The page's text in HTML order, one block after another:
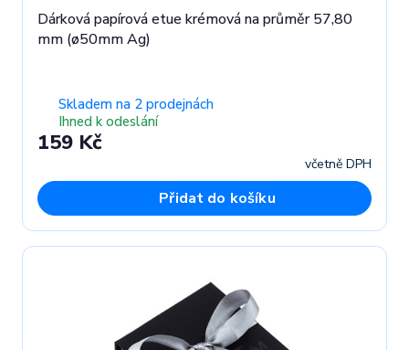
Dárková papírová etue krémová na průměr 57,80
mm (ø50mm Ag)
Skladem na 2 prodejnách
Ihned k odeslání
159 Kč
včetně DPH
Přidat do košíku